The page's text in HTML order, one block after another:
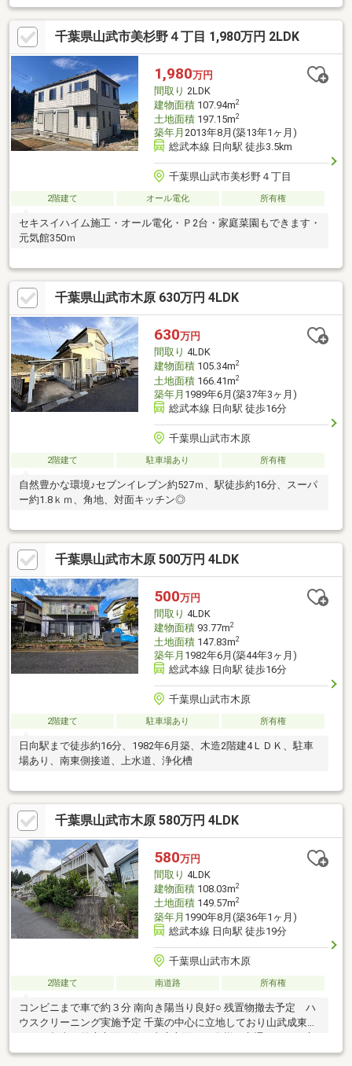
千葉県山武市美杉野４丁目 1,980万円 2LDK
1,980万円
間取り 2LDK
建物面積107.94m2
土地面積197.15m2
築年月 2013年8月(築13年1ヶ月)
総武本線 日向駅 徒歩3.5km
千葉県山武市美杉野４丁目
2階建て オール電化 所有権
セキスイハイム施工・オール電化・Ｐ2台・家庭菜園もできます・
元気館350ｍ
千葉県山武市木原 630万円 4LDK
630万円
間取り 4LDK
建物面積105.34m2
土地面積166.41m2
築年月 1989年6月(築37年3ヶ月)
総武本線 日向駅 徒歩16分
千葉県山武市木原
2階建て 駐車場あり 所有権
自然豊かな環境♪セブンイレブン約527ｍ、駅徒歩約16分、スーパ
ー約1.8ｋｍ、角地、対面キッチン◎
千葉県山武市木原 500万円 4LDK
500万円
間取り 4LDK
建物面積93.77m2
土地面積147.83m2
築年月 1982年6月(築44年3ヶ月)
総武本線 日向駅 徒歩16分
千葉県山武市木原
2階建て 駐車場あり 所有権
日向駅まで徒歩約16分、1982年6月築、木造2階建4ＬＤＫ、駐車
場あり、南東側接道、上水道、浄化槽
千葉県山武市木原 580万円 4LDK
580万円
間取り 4LDK
建物面積108.03m2
土地面積149.57m2
築年月 1990年8月(築36年1ヶ月)
総武本線 日向駅 徒歩19分
千葉県山武市木原
2階建て 南道路 所有権
コンビニまで車で約３分 南向き陽当り良好○ 残置物撤去予定 ハ
ウスクリーニング実施予定 千葉の中心に立地しており山武成東Ｉ
通アクセス良好です。